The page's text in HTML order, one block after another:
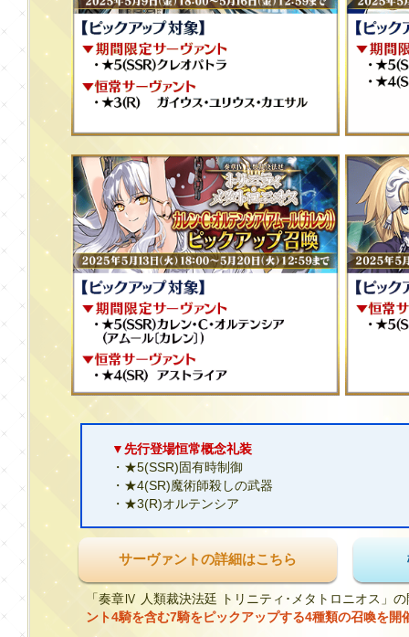
▼先行登場恒常概念礼装
・★5(SSR)固有時制御
・★4(SR)魔術師殺しの武器
・★3(R)オルテンシア
サーヴァントの詳細はこちら
「奏章Ⅳ 人類裁決法廷 トリニティ･メタトロニオス」
ント4騎を含む7騎をピックアップする4種類の召喚を開